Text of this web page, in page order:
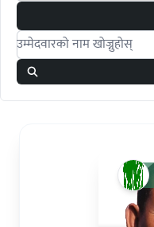
Search candidates